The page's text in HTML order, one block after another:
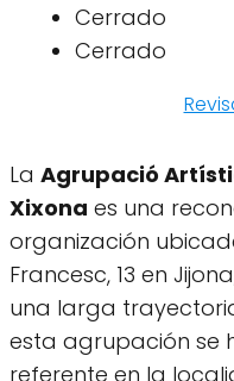
Cerrado
Cerrado
La Agrupació
Xixona es una
organización
Francesc, 13 en
una larga
esta agrupación se
referente en la